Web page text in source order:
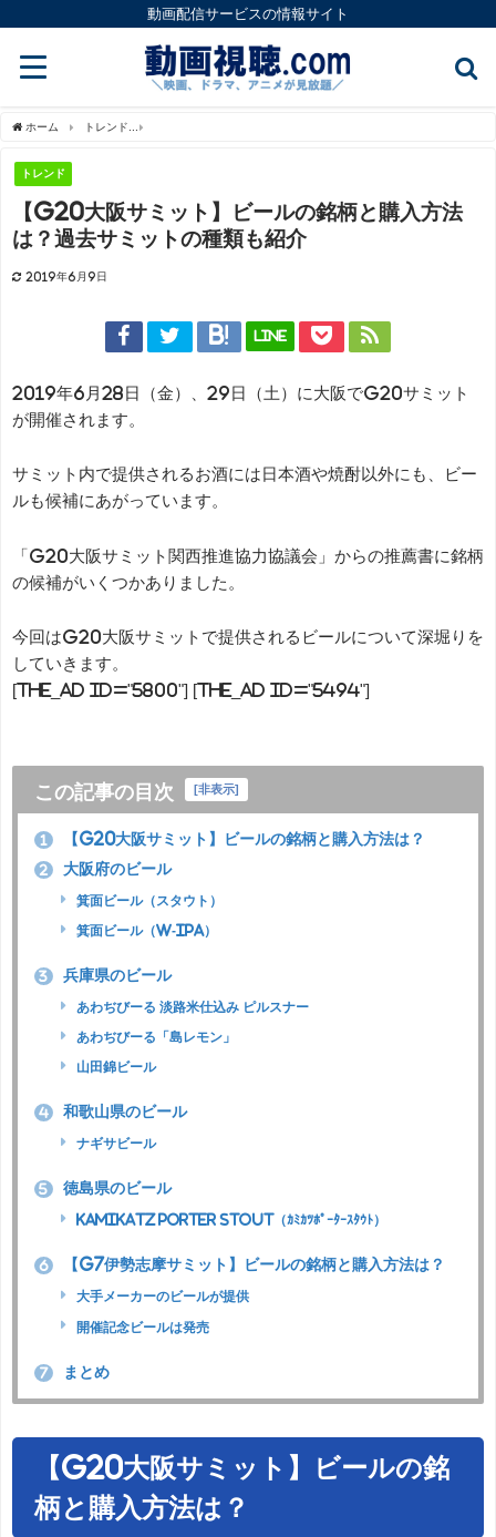
動画配信サービスの情報サイト
ホーム トレンド
トレンド
【G20大阪サミット】ビールの銘柄と購入方法
は？過去サミットの種類も紹介
2019年6月9日
LINE
2019年6月28日（金）、29日（土）に大阪でG20サミット
が開催されます。
サミット内で提供されるお酒には日本酒や焼酎以外にも、ビー
ルも候補にあがっています。
「G20大阪サミット関西推進協力協議会」からの推薦書に銘柄
の候補がいくつかありました。
今回はG20大阪サミットで提供されるビールについて深堀りを
していきます。
[the_ad id="5800"] [the_ad id="5494"]
この記事の目次 非表示
1 【G20大阪サミット】ビールの銘柄と購入方法は？
2 大阪府のビール
箕面ビール（スタウト）
箕面ビール（W-IPA）
3 兵庫県のビール
あわぢびーる 淡路米仕込み ピルスナー
あわぢびーる「島レモン」
山田錦ビール
4 和歌山県のビール
ナギサビール
5 徳島県のビール
KAMIKATZ PORTER STOUT（ｶﾐｶﾂﾎﾟｰﾀｰｽﾀｳﾄ）
6 【G7伊勢志摩サミット】ビールの銘柄と購入方法は？
大手メーカーのビールが提供
開催記念ビールは発売
7 まとめ
【G20大阪サミット】ビールの銘
柄と購入方法は？